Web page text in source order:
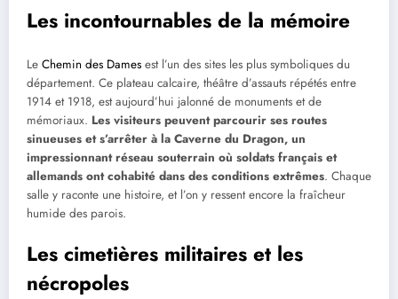
Les incontournables de la mémoire
Le Chemin des Dames est l’un des sites les plus symboliques du
département. Ce plateau calcaire, théâtre d’assauts répétés entre
1914 et 1918, est aujourd’hui jalonné de monuments et de
mémoriaux. Les visiteurs peuvent parcourir ses routes
sinueuses et s’arrêter à la Caverne du Dragon, un
impressionnant réseau souterrain où soldats français et
allemands ont cohabité dans des conditions extrêmes. Chaque
salle y raconte une histoire, et l’on y ressent encore la fraîcheur
humide des parois.
Les cimetières militaires et les
nécropoles